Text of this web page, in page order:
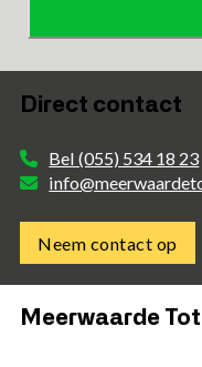
Direct contact
Bel (055) 534 18 23
Neem contact op
Meerwaarde